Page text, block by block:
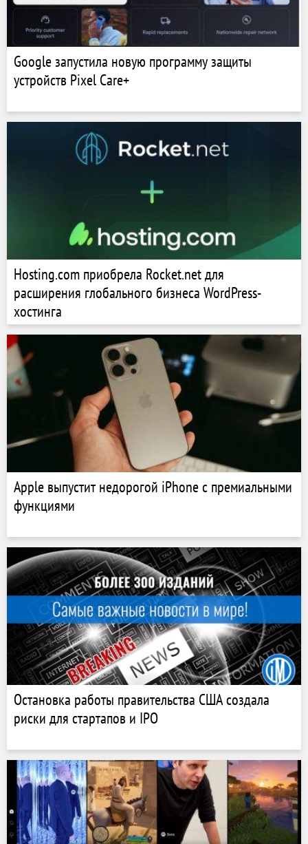
Google запустила новую программу защиты
устройств Pixel Care+
Hosting.com приобрела Rocket.net для
расширения глобального бизнеса WordPress-
хостинга
Apple выпустит недорогой iPhone с премиальными
функциями
Остановка работы правительства США создала
риски для стартапов и IPO